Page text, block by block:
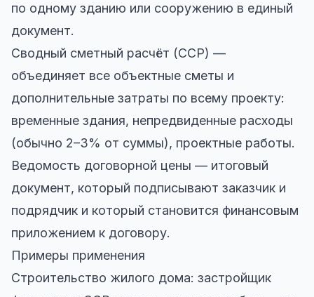
по одному зданию или сооружению в единый
документ.
Сводный сметный расчёт (ССР) —
объединяет все объектные сметы и
дополнительные затраты по всему проекту:
временные здания, непредвиденные расходы
(обычно 2–3% от суммы), проектные работы.
Ведомость договорной цены — итоговый
документ, который подписывают заказчик и
подрядчик и который становится финансовым
приложением к договору.
Примеры применения
Строительство жилого дома: застройщик